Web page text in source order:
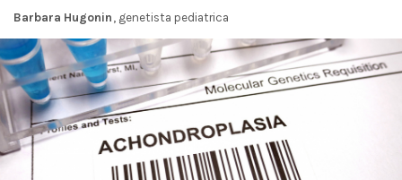
Barbara Hugonin , genetista pediatrica